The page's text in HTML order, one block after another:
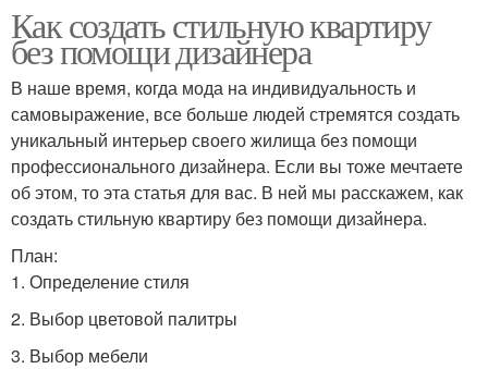
Как создать стильную квартиру
без помощи дизайнера
В наше время, когда мода на индивидуальность и
самовыражение, все больше людей стремятся создать
уникальный интерьер своего жилища без помощи
профессионального дизайнера. Если вы тоже мечтаете
об этом, то эта статья для вас. В ней мы расскажем, как
создать стильную квартиру без помощи дизайнера.
План:
1. Определение стиля
2. Выбор цветовой палитры
3. Выбор мебели